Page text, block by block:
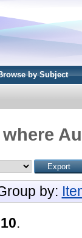
by Subject
where
by:
10.